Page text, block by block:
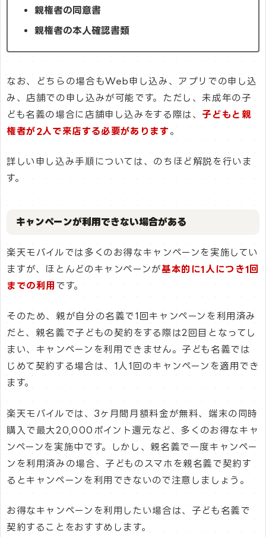
親権者の同意書
親権者の本人確認書類
なお、どちらの場合もWeb申し込み、アプリでの申し込
み、店舗での申し込みが可能です。ただし、未成年の子
ども名義の場合に店舗申し込みをする際は、 子どもと親
権者が2人で来店する必要があります 。
詳しい申し込み手順については、のちほど解説を行いま
す。
キャンペーンが利用できない場合がある
楽天モバイルでは多くのお得なキャンペーンを実施してい
ますが、ほとんどのキャンペーンが基本的に1人につき1回
までの利用 です。
そのため、親が自分の名義で1回キャンペーンを利用済み
だと、親名義で子どもの契約をする際は2回目となってし
まい、キャンペーンを利用できません。子ども名義では
じめて契約する場合は、1人1回のキャンペーンを適用でき
ます。
楽天モバイルでは、3ヶ月間月額料金が無料、端末の同時
購入で最大20,000ポイント還元など、多くのお得なキャ
ンペーンを実施中です。しかし、親名義で一度キャンペー
ンを利用済みの場合、子どものスマホを親名義で契約す
るとキャンペーンを利用できないので注意しましょう。
お得なキャンペーンを利用したい場合は、子ども名義で
契約することをおすすめします。